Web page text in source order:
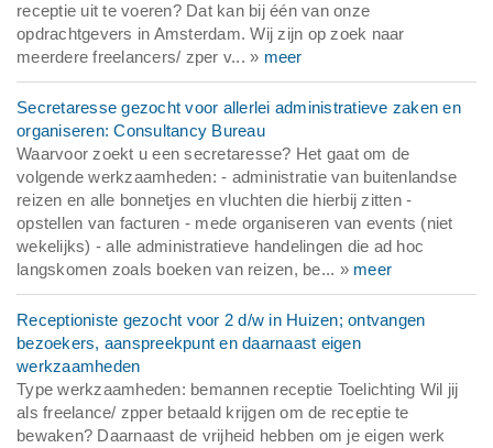
receptie uit te voeren? Dat kan bij één van onze
opdrachtgevers in Amsterdam. Wij zijn op zoek naar
meerdere freelancers/ zper v... » meer
Secretaresse gezocht voor allerlei administratieve zaken en
organiseren: Consultancy Bureau
Waarvoor zoekt u een secretaresse? Het gaat om de
volgende werkzaamheden: - administratie van buitenlandse
reizen en alle bonnetjes en vluchten die hierbij zitten -
opstellen van facturen - mede organiseren van events (niet
wekelijks) - alle administratieve handelingen die ad hoc
langskomen zoals boeken van reizen, be... » meer
Receptioniste gezocht voor 2 d/w in Huizen; ontvangen
bezoekers, aanspreekpunt en daarnaast eigen
werkzaamheden
Type werkzaamheden: bemannen receptie Toelichting Wil jij
als freelance/ zpper betaald krijgen om de receptie te
bewaken? Daarnaast de vrijheid hebben om je eigen werk